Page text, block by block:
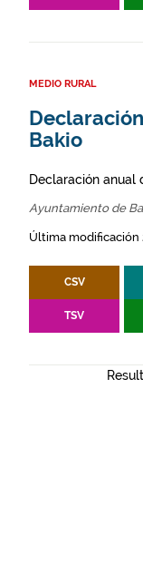
MEDIO RURAL
Bakio
Declaración anual
Ayuntamiento de
Última modificación
CSV
TSV